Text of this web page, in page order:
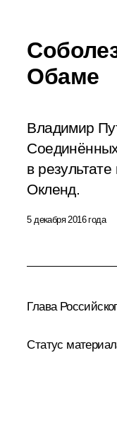
Обаме
Владимир
в
Окленд.
5 декабря 2016 года
Глава
Статус